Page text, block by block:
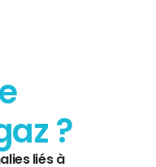
?
liés à